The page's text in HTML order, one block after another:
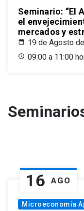
Seminario: “El
el
mercados y
19 de Agosto
09:00 a 11:00
16 AGO
Microeconomía